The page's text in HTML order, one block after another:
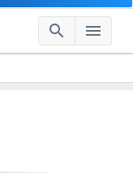
search menu